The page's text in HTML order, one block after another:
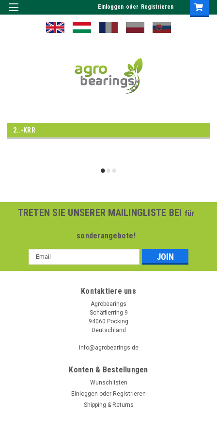
Einloggen oder Registrieren
2..-KRR
TRETEN SIE UNSERER MAILINGLISTE BEI für
sonderangebote!
Email
Addresse
Kontaktiere uns
Agrobearings
Schäfflerring 9
94060 Pocking
Deutschland
info@agrobearings.de
Konten & Bestellungen
Wunschlisten
Einloggen oder Registrieren
Shipping & Returns